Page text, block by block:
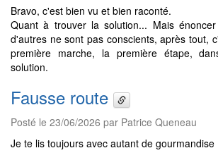
Bravo, c'est bien vu et bien raconté.
Quant à trouver la solution... Mais
d'autres ne sont pas conscients, après tout,
première marche, la première étape,
solution.
Fausse route
Posté le 23/06/2026 par Patrice Queneau
Je te lis toujours avec autant de gourmandise